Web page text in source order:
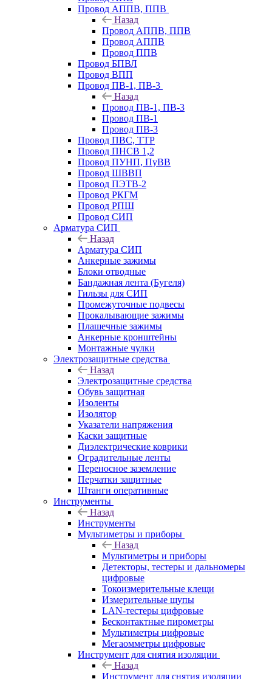
Провод АППВ, ППВ
Назад
Провод АППВ, ППВ
Провод АППВ
Провод ППВ
Провод БПВЛ
Провод ВПП
Провод ПВ-1, ПВ-3
Назад
Провод ПВ-1, ПВ-3
Провод ПВ-1
Провод ПВ-3
Провод ПВС, ТТР
Провод ПНСВ 1,2
Провод ПУНП, ПуВВ
Провод ШВВП
Провод ПЭТВ-2
Провод РКГМ
Провод РПШ
Провод СИП
Арматура СИП
Назад
Арматура СИП
Анкерные зажимы
Блоки отводные
Бандажная лента (Бугеля)
Гильзы для СИП
Промежуточные подвесы
Прокалывающие зажимы
Плашечные зажимы
Анкерные кронштейны
Монтажные чулки
Электрозащитные средства
Назад
Электрозащитные средства
Обувь защитная
Изоленты
Изолятор
Указатели напряжения
Каски защитные
Диэлектрические коврики
Оградительные ленты
Переносное заземление
Перчатки защитные
Штанги оперативные
Инструменты
Назад
Инструменты
Мультиметры и приборы
Назад
Мультиметры и приборы
Детекторы, тестеры и дальномеры
цифровые
Токоизмерительные клещи
Измерительные щупы
LAN-тестеры цифровые
Бесконтактные пирометры
Мультиметры цифровые
Мегаомметры цифровые
Инструмент для снятия изоляции
Назад
Инструмент для снятия изоляции